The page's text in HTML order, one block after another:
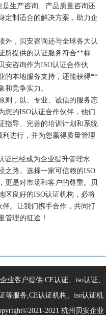
生产咨询、产品质量咨询还
定制适合的解决方案，助力企
外，贝安咨询还与全球各大认
所提供的认证服务符合**标
安咨询作为ISO认证合作伙
的本地服务支持，还能获得**
竞争实力。
则，以、专业、诚信的服务态
您的ISO认证合作伙伴，他们
指导、完善的培训计划和系统
进行，并为您赢得质量管理
证已经成为企业提升管理水
之路。选择一家可信赖的ISO
更是对市场和客户的尊重。贝
区良好的ISO认证机构，必将
。让我们携手合作，共同打
管理的征途！
业客户提供:CE认证、iso认证、
等服务,CE认证机构、iso认证机
2021 杭州贝安企业